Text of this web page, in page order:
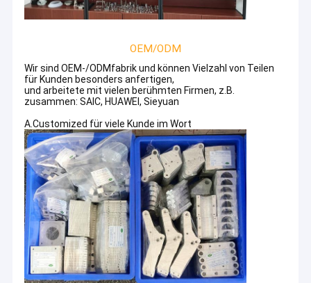
Heim
Produkte
Über uns
OEM/ODM
Wir sind OEM-/ODMfabrik und können Vielzahl von Teilen
für Kunden besonders anfertigen,
und arbeitete mit vielen berühmten Firmen, z.B.
zusammen: SAIC, HUAWEI, Sieyuan
A.Customized für viele Kunde im Wort
Die Fekon-Präzision CNC Teile Ltd. wurden im Jahre 2007 als
führender Hersteller hergestellt, der auf verschiedene
Bearbeitungsteile CNC., einschließlich Prägeteile, Drehenteile,
Autoteile, Kohlenstofffaser, Uhrteile, Teile des Drucken 3D